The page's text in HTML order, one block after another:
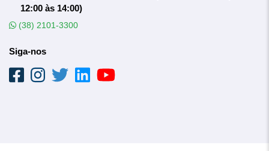
12:00 às 14:00)
(38) 2101-3300
Siga-nos